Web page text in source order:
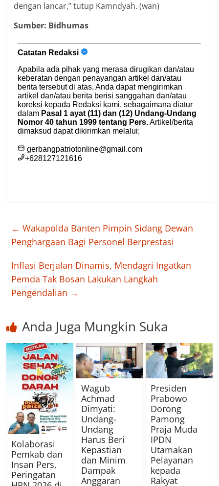
dengan lancar,” tutup Kamndyah. (wan)
Sumber: Bidhumas
← Wakapolda Banten Pimpin Sidang Dewan
Penghargaan Bagi Personel Berprestasi
Inflasi Berjalan Dinamis, Mendagri Ingatkan
Pemda Tak Bosan Lakukan Langkah
Pengendalian →
Anda Juga Mungkin Suka
Kolaborasi
Pemkab dan
Insan Pers,
Peringatan
Wagub
Achmad
Dimyati:
Undang-
Undang
Harus Beri
Kepastian
dan Minim
Dampak
Anggaran
Presiden
Prabowo
Dorong
Pamong
Praja Muda
IPDN
Utamakan
Pelayanan
kepada
Rakyat